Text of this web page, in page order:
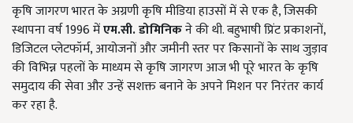
कृषि जागरण भारत के अग्रणी कृषि मीडिया हाउसों में से एक है, जिसकी
स्थापना वर्ष 1996 मेंएम.सी. डोमिनिकने की थी. बहुभाषी प्रिंट प्रकाशनों,
डिजिटल प्लेटफॉर्म, आयोजनों और जमीनी स्तर पर किसानों के साथ जुड़ाव
की विभिन्न पहलों के माध्यम से कृषि जागरण आज भी पूरे भारत के कृषि
समुदाय की सेवा और उन्हें सशक्त बनाने के अपने मिशन पर निरंतर कार्य
कर रहा है.